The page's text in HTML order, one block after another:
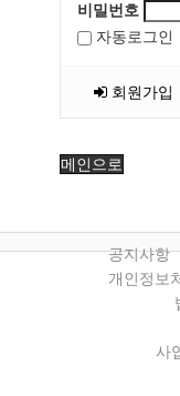
비밀번호
자동로그인
회원가입
메인으로
공지사항
개인정보
사